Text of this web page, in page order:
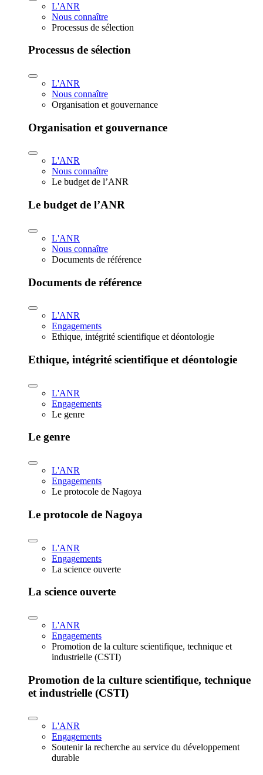
L'ANR
Nous connaître
Processus de sélection
Processus de sélection
L'ANR
Nous connaître
Organisation et gouvernance
Organisation et gouvernance
L'ANR
Nous connaître
Le budget de l’ANR
Le budget de l’ANR
L'ANR
Nous connaître
Documents de référence
Documents de référence
L'ANR
Engagements
Ethique, intégrité scientifique et déontologie
Ethique, intégrité scientifique et déontologie
L'ANR
Engagements
Le genre
Le genre
L'ANR
Engagements
Le protocole de Nagoya
Le protocole de Nagoya
L'ANR
Engagements
La science ouverte
La science ouverte
L'ANR
Engagements
Promotion de la culture scientifique, technique et
industrielle (CSTI)
Promotion de la culture scientifique, technique
et industrielle (CSTI)
L'ANR
Engagements
Soutenir la recherche au service du développement
durable